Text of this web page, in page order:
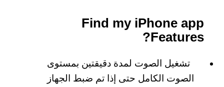
Find my iPhone app
Features?
تشغيل الصوت لمدة دقيقتين بمستوى
الصوت الكامل حتى إذا تم ضبط الجهاز